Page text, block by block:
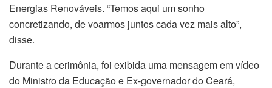
Energias Renováveis. “Temos aqui um sonho
concretizando, de voarmos juntos cada vez mais alto”,
disse.
Durante a cerimônia, foi exibida uma mensagem em vídeo
do Ministro da Educação e Ex-governador do Ceará,